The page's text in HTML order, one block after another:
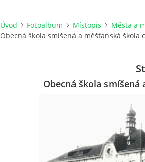
Úvod Fotoalbum Místopis Města a
Obecná škola smíšená a měšťanská škola
Obecná škola smíšená